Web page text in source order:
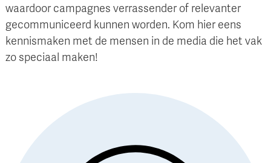
waardoor campagnes verrassender of relevanter
gecommuniceerd kunnen worden. Kom hier eens
kennismaken met de mensen in de media die het vak
zo speciaal maken!